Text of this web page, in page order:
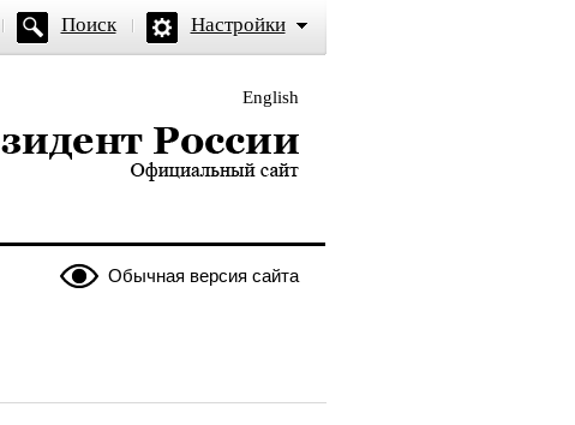
Поиск Настройки
English
— официальный сайт
Обычная версия сайта